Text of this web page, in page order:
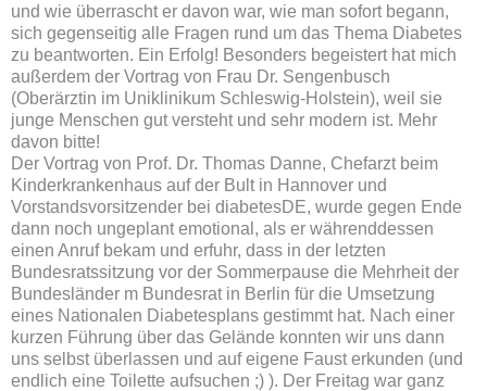
und wie überrascht er davon war, wie man sofort begann,
sich gegenseitig alle Fragen rund um das Thema Diabetes
zu beantworten. Ein Erfolg! Besonders begeistert hat mich
außerdem der Vortrag von Frau Dr. Sengenbusch
(Oberärztin im Uniklinikum Schleswig-Holstein), weil sie
junge Menschen gut versteht und sehr modern ist. Mehr
davon bitte!
Der Vortrag von Prof. Dr. Thomas Danne, Chefarzt beim
Kinderkrankenhaus auf der Bult in Hannover und
Vorstandsvorsitzender bei diabetesDE, wurde gegen Ende
dann noch ungeplant emotional, als er währenddessen
einen Anruf bekam und erfuhr, dass in der letzten
Bundesratssitzung vor der Sommerpause die Mehrheit der
Bundesländer m Bundesrat in Berlin für die Umsetzung
eines Nationalen Diabetesplans gestimmt hat. Nach einer
kurzen Führung über das Gelände konnten wir uns dann
uns selbst überlassen und auf eigene Faust erkunden (und
endlich eine Toilette aufsuchen ;) ). Der Freitag war ganz